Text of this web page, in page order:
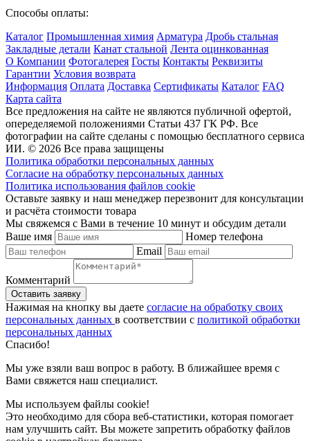
Способы оплаты:
Каталог Промышленная химия Арматура Дробь стальная
Закладные детали Канат стальной Лента оцинкованная
О Компании Фотогалерея Госты Контакты Реквизиты
Гарантии Условия возврата
Информация Оплата Доставка Сертификаты Каталог FAQ
Карта сайта
Все предложения на сайте не являются публичной офертой,
опеределяемой положениями Статьи 437 ГК РФ. Все
фотографии на сайте сделаны с помощью бесплатного сервиса
ИИ. © 2026 Все права защищены
Политика обработки персональных данных
Согласие на обработку персональных данных
Политика использования файлов cookie
Оставьте заявку и наш менеджер перезвонит для консультации
и расчёта стоимости товара
Мы свяжемся с Вами в течение 10 минут и обсудим детали
Ваше имя
Номер телефона
Email
Комментарий
Нажимая на кнопку вы даете согласие на обработку своих
персональных данных в соответствии с политикой обработки
персональных данных
Спасибо!
Мы уже взяли ваш вопрос в работу. В ближайшее время с
Вами свяжется наш специалист.
Мы используем файлы cookie!
Это необходимо для сбора веб-статистики, которая помогает
нам улучшить сайт. Вы можете запретить обработку файлов